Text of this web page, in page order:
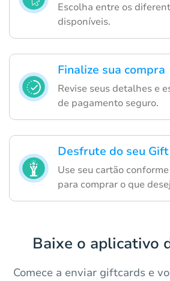
Escolha entre os
disponíveis.
Finalize sua compra
Revise seus detalhes e
de pagamento seguro.
Desfrute do seu
Use seu cartão
para comprar o que
Baixe o aplicativo
Comece a enviar giftcards e